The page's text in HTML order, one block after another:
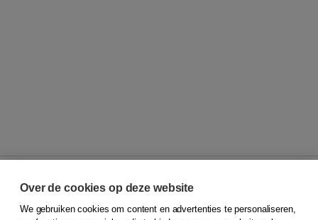
© 2026Koninklijke Boom uitgevers
Over de cookies op deze website
We gebruiken cookies om content en advertenties te personaliseren,